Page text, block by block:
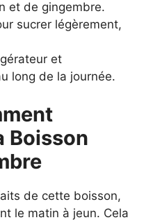
et de gingembre.
sucrer légèrement,
et
long de la journée.
Boisson
de cette boisson,
le matin à jeun. Cela